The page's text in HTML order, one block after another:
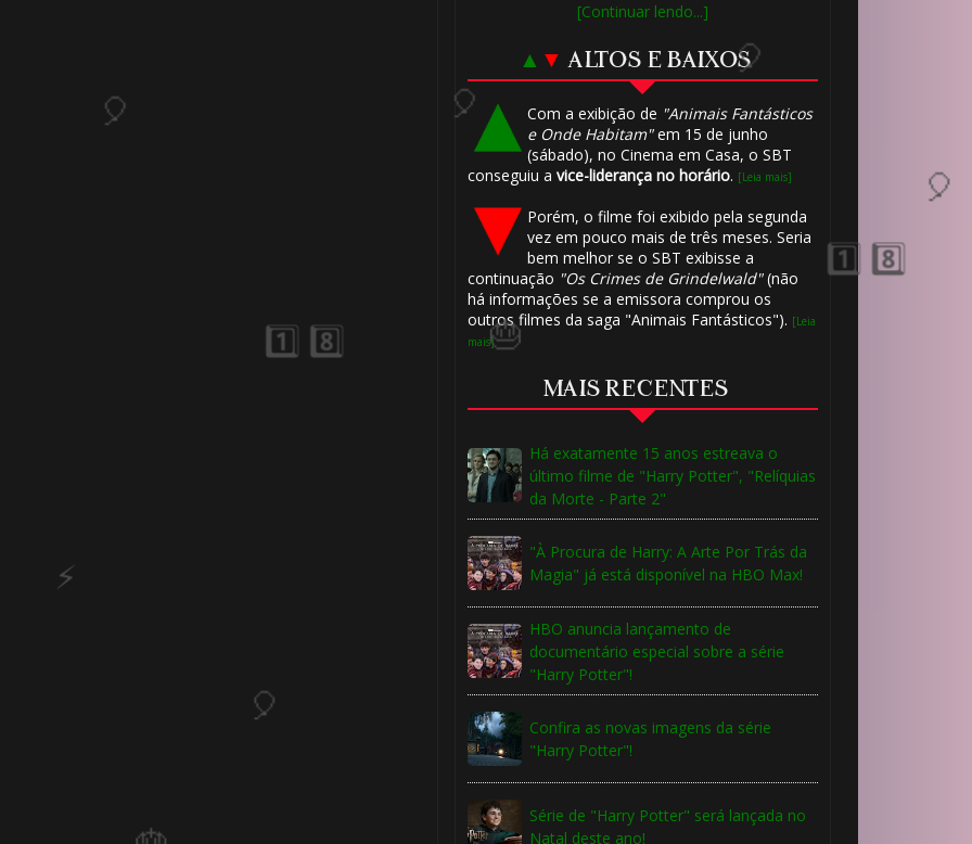
[Continuar lendo...]
▲ ▼ ALTOS E BAIXOS
Com a exibição de "Animais Fantásticos
e Onde Habitam"em 15 de junho
(sábado), no Cinema em Casa, o SBT
conseguiu a vice-liderança no horário. [Leia mais]
Porém, o filme foi exibido pela segunda
vez em pouco mais de três meses. Seria
bem melhor se o SBT exibisse a
continuação "Os Crimes de Grindelwald"(não
há informações se a emissora comprou os
outros filmes da saga "Animais Fantásticos"). [Leia
mais]
MAIS RECENTES
Há exatamente 15 anos estreava o
último filme de "Harry Potter", "Relíquias
da Morte - Parte 2"
"À Procura de Harry: A Arte Por Trás da
Magia" já está disponível na HBO Max!
HBO anuncia lançamento de
documentário especial sobre a série
"Harry Potter"!
Confira as novas imagens da série
"Harry Potter"!
Série de "Harry Potter" será lançada no
Natal deste ano!
1️⃣ 8️⃣
🎂